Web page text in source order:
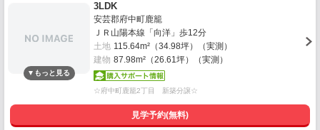
3LDK
安芸郡府中町鹿籠
ＪＲ山陽本線「向洋」歩12分
土地 115.64m²（34.98坪）（実測）
建物 87.98m²（26.61坪）（実測）
☆府中町鹿籠2丁目 新築分譲☆
見学予約(無料)